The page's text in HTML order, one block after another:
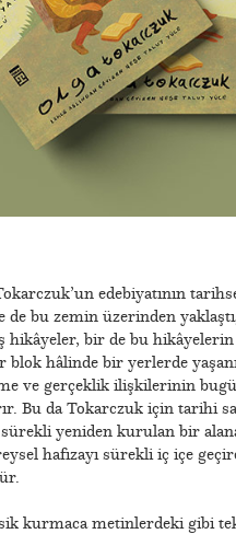
edebiyatının
de bu zemin üzerinden
hikâyeler, bir de bu
hâlinde bir yerlerde
ve gerçeklik ilişkilerinin
Bu da Tokarczuk için tarihi
sürekli yeniden kurulan bir
hafızayı sürekli iç içe
kurmaca metinlerdeki gibi